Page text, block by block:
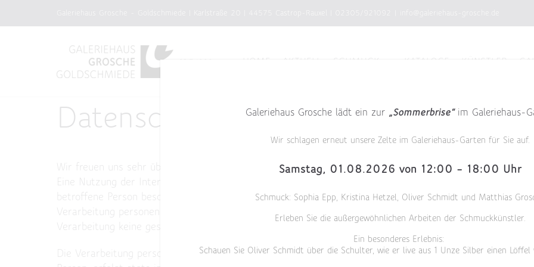
HOME AKTUELL SCHMUCK KATALOGE KÜNSTLER
Datenschutzerklärung
Wir freuen uns sehr über Ihr Interesse an unserem Unternehmen. Datenschutz hat einen besonders
Eine Nutzung der Internetseiten der Data Galeriehaus Grosche ist grundsätzlich ohne jede Angabe
betroffene Person besondere Services unseres Unternehmens über unsere Internetseite in Anspruch
Verarbeitung personenbezogener Daten erforderlich werden. Ist die Verarbeitung personenbezogener
Verarbeitung keine gesetzliche Grundlage, holen wir generell eine Einwilligung der betroffenen Person ein.
Die Verarbeitung personenbezogener Daten, beispielsweise des Namens, der Anschrift, E-Mail-Adresse
Galeriehaus Grosche lädt ein zur „Sommerbrise“ im Galeriehaus-
Wir schlagen erneut unsere Zelte im Galeriehaus-Garten für Sie auf.
Samstag, 01.08.2026 von 12:00 – 18:00 Uhr
Schmuck: Sophia Epp, Kristina Hetzel, Oliver Schmidt und Matthias
Erleben Sie die außergewöhnlichen Arbeiten der Schmuckkünstler.
Ein besonderes Erlebnis:
Schauen Sie Oliver Schmidt über die Schulter, wie er live aus 1 Unze Silber einen